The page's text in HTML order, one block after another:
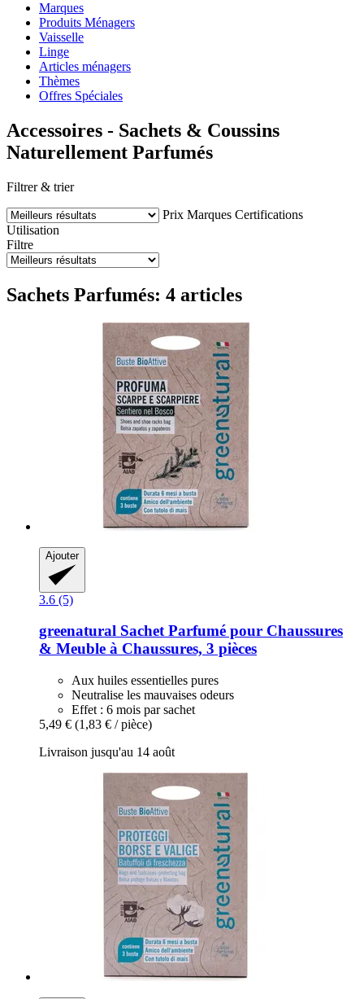
Marques
Produits Ménagers
Vaisselle
Linge
Articles ménagers
Thèmes
Offres Spéciales
Accessoires - Sachets & Coussins
Naturellement Parfumés
Filtrer & trier
Prix Marques Certifications
Utilisation
Filtre
Sachets Parfumés: 4 articles
Ajouter
3.6 (5)
greenatural Sachet Parfumé pour Chaussures
& Meuble à Chaussures, 3 pièces
Aux huiles essentielles pures
Neutralise les mauvaises odeurs
Effet : 6 mois par sachet
5,49 € (1,83 € / pièce)
Livraison jusqu'au 14 août